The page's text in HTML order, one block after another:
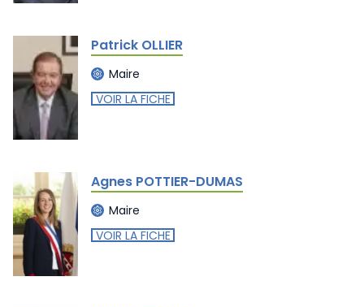
Patrick OLLIER
Maire
VOIR LA FICHE
Agnes POTTIER-DUMAS
Maire
VOIR LA FICHE